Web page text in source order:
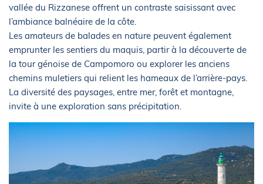
vallée du Rizzanese offrent un contraste saisissant avec
l’ambiance balnéaire de la côte.
Les amateurs de balades en nature peuvent également
emprunter les sentiers du maquis, partir à la découverte de
la tour génoise de Campomoro ou explorer les anciens
chemins muletiers qui relient les hameaux de l’arrière-pays.
La diversité des paysages, entre mer, forêt et montagne,
invite à une exploration sans précipitation.